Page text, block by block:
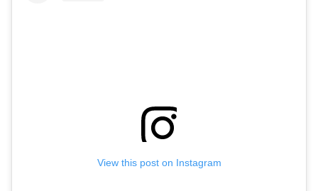
View this post on Instagram